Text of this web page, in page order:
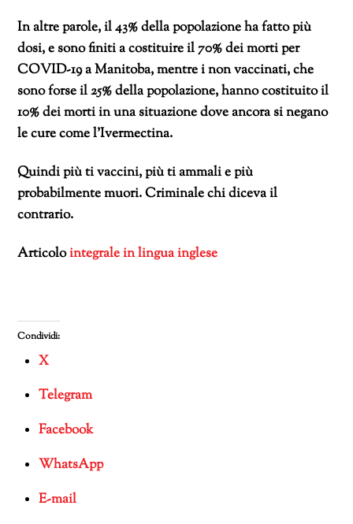
In altre parole, il 43% della popolazione ha fatto più
dosi, e sono finiti a costituire il 70% dei morti per
COVID-19 a Manitoba, mentre i non vaccinati, che
sono forse il 25% della popolazione, hanno costituito il
10% dei morti in una situazione dove ancora si negano
le cure come l’Ivermectina.
Quindi più ti vaccini, più ti ammali e più
probabilmente muori. Criminale chi diceva il
contrario.
Articolointegrale in lingua inglese
Condividi:
X
Telegram
Facebook
WhatsApp
E-mail